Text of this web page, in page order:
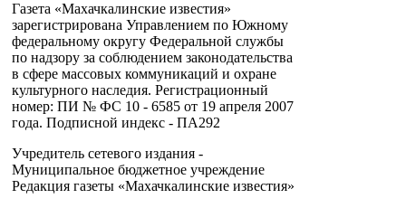
Газета «Махачкалинские известия»
зарегистрирована Управлением по Южному
федеральному округу Федеральной службы
по надзору за соблюдением законодательства
в сфере массовых коммуникаций и охране
культурного наследия. Регистрационный
номер: ПИ № ФС 10 - 6585 от 19 апреля 2007
года. Подписной индекс - ПА292
Учредитель сетевого издания -
Муниципальное бюджетное учреждение
Редакция газеты «Махачкалинские известия»